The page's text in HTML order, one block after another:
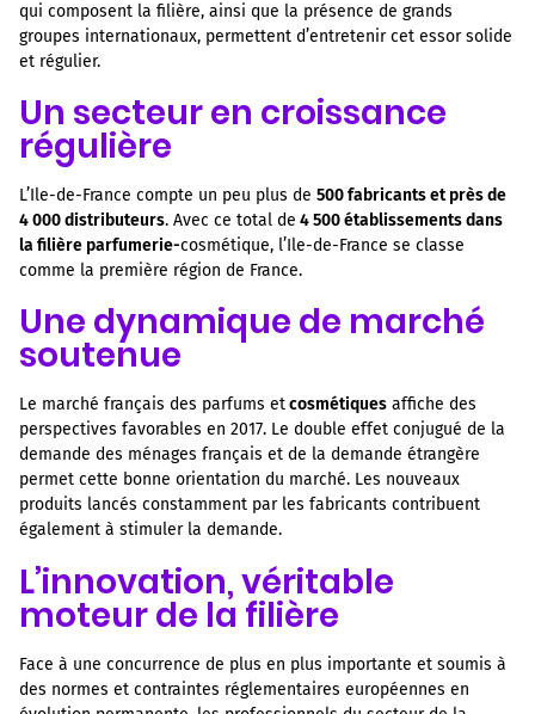
qui composent la filière, ainsi que la présence de grands
groupes internationaux, permettent d’entretenir cet essor solide
et régulier.
Un secteur en croissance
régulière
L’Ile-de-France compte un peu plus de 500 fabricants et près de
4 000 distributeurs. Avec ce total de 4 500 établissements dans
la filière parfumerie-cosmétique, l’Ile-de-France se classe
comme la première région de France.
Une dynamique de marché
soutenue
Le marché français des parfums etcosmétiques affiche des
perspectives favorables en 2017. Le double effet conjugué de la
demande des ménages français et de la demande étrangère
permet cette bonne orientation du marché. Les nouveaux
produits lancés constamment par les fabricants contribuent
également à stimuler la demande.
L’innovation, véritable
moteur de la filière
Face à une concurrence de plus en plus importante et soumis à
des normes et contraintes réglementaires européennes en